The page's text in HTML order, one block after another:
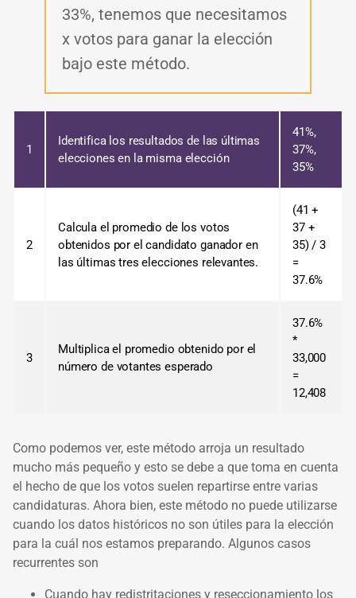
33%, tenemos que necesitamos
x votos para ganar la elección
bajo este método.
1
Identifica los resultados de las últimas
elecciones en la misma elección
41%,
37%,
35%
2
Calcula el promedio de los votos
obtenidos por el candidato ganador en
las últimas tres elecciones relevantes.
(41 +
37 +
35) / 3
=
37.6%
3
Multiplica el promedio obtenido por el
número de votantes esperado
37.6%
*
33,000
=
12,408
Como podemos ver, este método arroja un resultado
mucho más pequeño y esto se debe a que toma en cuenta
el hecho de que los votos suelen repartirse entre varias
candidaturas. Ahora bien, este método no puede utilizarse
cuando los datos históricos no son útiles para la elección
para la cuál nos estamos preparando. Algunos casos
recurrentes son
Cuando hay redistritaciones y reseccionamiento los